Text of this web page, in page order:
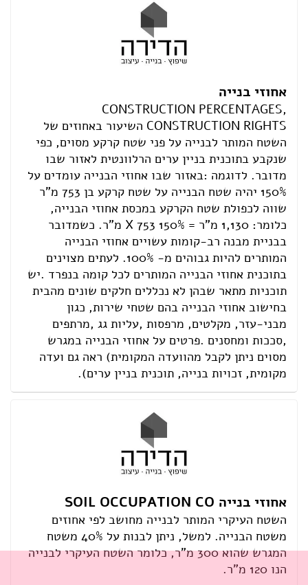
אחוזי בנייה
CONSTRUCTION PERCENTAGES,
CONSTRUCTION RIGHTS השיעור באחוזים של
השטח המותר לבנייה על פני שטח קרקע מסוים, כפי
שנקבע בתוכנית בניין ערים הרלוונטית לאזור שבו
מדובר. לדוגמה :באזור שבו אחוזי הבנייה עומדים על
150% יהיה שטח הבנייה על שטח קרקע בן 753 מ"ר
שווה לכפולת שטח הקרקע במכסת אחוזי הבנייה,
כלומר: 1,130 מ"ר = 150% X 753 מ"ר. כשמדובר
בבניית מבנה רב-קומות עשויים אחוזי הבנייה
המותרים להיות גבוהים מ- 100%. לעתים מצוינים
בתוכנית אחוזי הבנייה המותרים לכל קומה בנפרד .יש
תוכניות מתאר שבהן לא נכללים חלקים שונים מהבית
בחישוב אחוזי הבנייה בהם שטחי שירות, כגון
מבני-עזר, מקלטים, מרפסות ,עליות גג ,מרתפים
,סככות ומחסנים .פרטים על אחוזי הבנייה במגרש
מסוים ניתן לקבל מהוועדה המקומית) ראה גם ועדה
מקומית, זכויות בנייה, תוכנית בניין ערים).
אחוזי בנייה SOIL OCCUPATION CO
השטח העיקרי המותר לבנייה מחושב לפי אחוזים
משטח הבנייה. למשל, ניתן לבנות על 40% משטח
המגרש שהוא 300 מ"ר, כלומר השטח העיקרי לבנייה
הנו 120 מ"ר.